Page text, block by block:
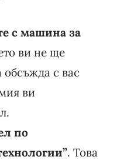
с машина за
ви не ще
обсъжда с вас
ви
по
. Това